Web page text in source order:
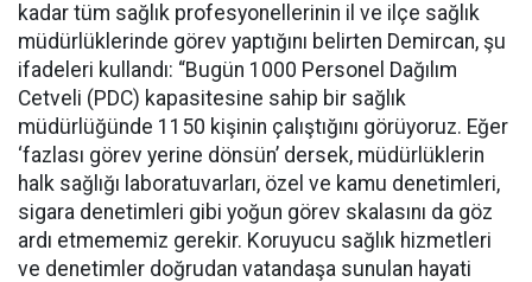
kadar tüm sağlık profesyonellerinin il ve ilçe sağlık
müdürlüklerinde görev yaptığını belirten Demircan, şu
ifadeleri kullandı: “Bugün 1000 Personel Dağılım
Cetveli (PDC) kapasitesine sahip bir sağlık
müdürlüğünde 1150 kişinin çalıştığını görüyoruz. Eğer
‘fazlası görev yerine dönsün’ dersek, müdürlüklerin
halk sağlığı laboratuvarları, özel ve kamu denetimleri,
sigara denetimleri gibi yoğun görev skalasını da göz
ardı etmememiz gerekir. Koruyucu sağlık hizmetleri
ve denetimler doğrudan vatandaşa sunulan hayati